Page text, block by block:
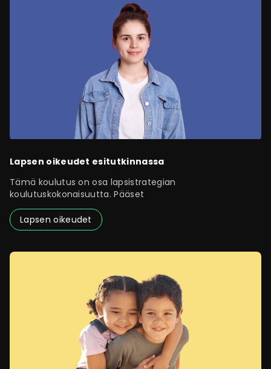
Lapsen oikeudet esitutkinnassa
Tämä koulutus on osa lapsistrategian
koulutuskokonaisuutta. Pääset
Lapsen oikeudet